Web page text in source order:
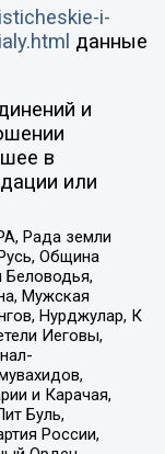
i-
данные
и
в
или
Рада земли
Община
Беловодья,
Мужская
Нурджулар, К
Иеговы,
и Карачая,
Буль,
России,